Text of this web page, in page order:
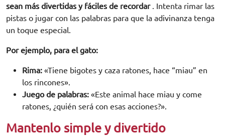
sean más divertidas y fáciles de recordar . Intenta rimar las
pistas o jugar con las palabras para que la adivinanza tenga
un toque especial.
Por ejemplo, para el gato:
Rima: «Tiene bigotes y caza ratones, hace “miau” en
los rincones».
Juego de palabras: «Este animal hace miau y come
ratones, ¿quién será con esas acciones?».
Mantenlo simple y divertido